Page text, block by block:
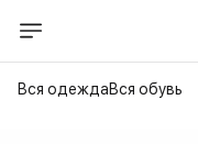
Вся одеждаВся обувь